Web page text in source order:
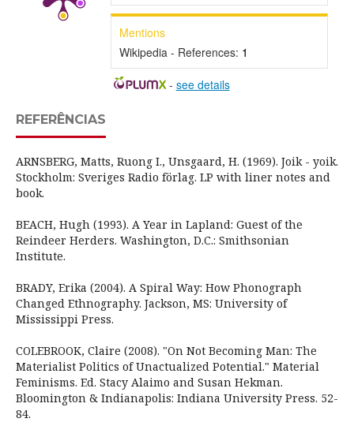
Mentions
Wikipedia - References: 1
- see details
REFERÊNCIAS
ARNSBERG, Matts, Ruong I., Unsgaard, H. (1969). Joik - yoik.
Stockholm: Sveriges Radio förlag. LP with liner notes and
book.
BEACH, Hugh (1993). A Year in Lapland: Guest of the
Reindeer Herders. Washington, D.C.: Smithsonian
Institute.
BRADY, Erika (2004). A Spiral Way: How Phonograph
Changed Ethnography. Jackson, MS: University of
Mississippi Press.
COLEBROOK, Claire (2008). "On Not Becoming Man: The
Materialist Politics of Unactualized Potential." Material
Feminisms. Ed. Stacy Alaimo and Susan Hekman.
Bloomington & Indianapolis: Indiana University Press. 52-
84.